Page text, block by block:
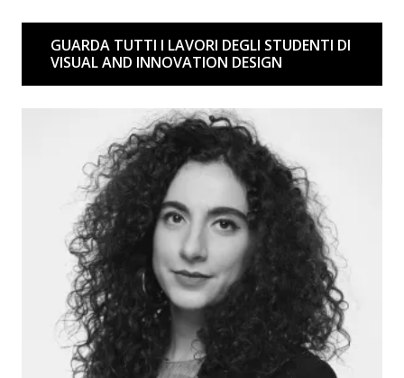
GUARDA TUTTI I LAVORI DEGLI STUDENTI DI
VISUAL AND INNOVATION DESIGN